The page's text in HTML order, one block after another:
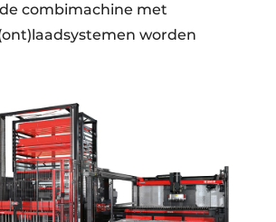
combimachine met
worden